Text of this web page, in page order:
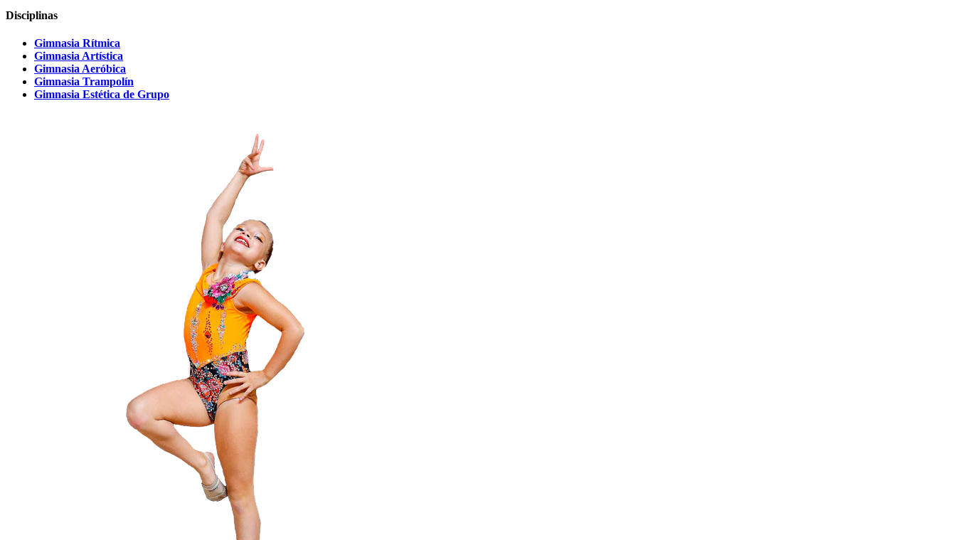
Disciplinas
Gimnasia Rítmica
Gimnasia Artística
Gimnasia Aeróbica
Gimnasia Trampolín
Gimnasia Estética de Grupo